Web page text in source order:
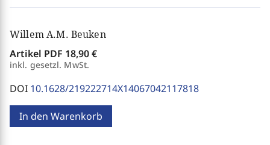
Willem A.M. Beuken
Artikel PDF 18,90 €
inkl. gesetzl. MwSt.
DOI 10.1628/219222714X14067042117818
In den Warenkorb